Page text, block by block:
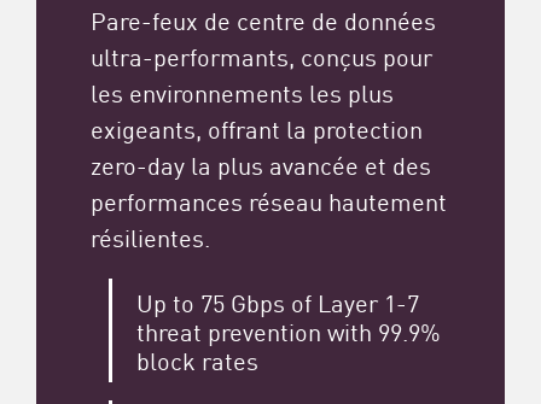
Pare-feux de centre de données
ultra-performants, conçus pour
les environnements les plus
exigeants, offrant la protection
zero-day la plus avancée et des
performances réseau hautement
résilientes.
Up to 75 Gbps of Layer 1-7
threat prevention with 99.9%
block rates